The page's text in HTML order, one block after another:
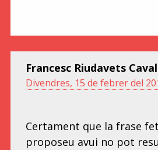
Francesc Riudavets
Divendres, 15 de febrer del
Certament que la frase
proposeu avui no pot